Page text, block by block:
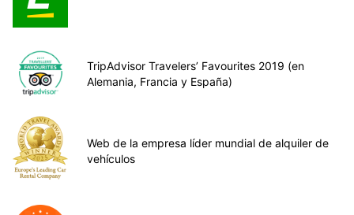
TripAdvisor Travelers’ Favourites 2019 (en
Alemania, Francia y España)
Web de la empresa líder mundial de alquiler de
vehículos